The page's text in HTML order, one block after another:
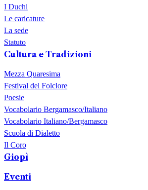
I Duchi
Le caricature
La sede
Statuto
Cultura e Tradizioni
Mezza Quaresima
Festival del Folclore
Poesie
Vocabolario Bergamasco/Italiano
Vocabolario Italiano/Bergamasco
Scuola di Dialetto
Il Coro
Giopì
Eventi